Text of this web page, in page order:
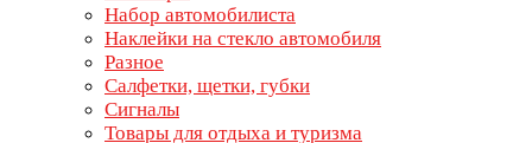
Набор автомобилиста
Наклейки на стекло автомобиля
Разное
Салфетки, щетки, губки
Сигналы
Товары для отдыха и туризма